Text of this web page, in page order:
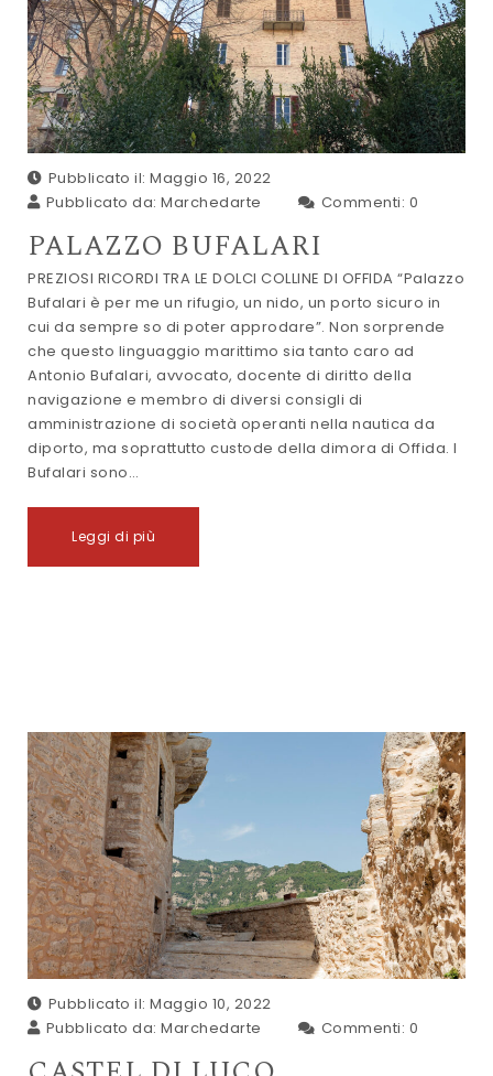
Pubblicato il: Maggio 16, 2022
Pubblicato da: Marchedarte Commenti: 0
PALAZZO BUFALARI
PREZIOSI RICORDI TRA LE DOLCI COLLINE DI OFFIDA “Palazzo
Bufalari è per me un rifugio, un nido, un porto sicuro in
cui da sempre so di poter approdare”. Non sorprende
che questo linguaggio marittimo sia tanto caro ad
Antonio Bufalari, avvocato, docente di diritto della
navigazione e membro di diversi consigli di
amministrazione di società operanti nella nautica da
diporto, ma soprattutto custode della dimora di Offida. I
Bufalari sono…
Leggi di più
Pubblicato il: Maggio 10, 2022
Pubblicato da: Marchedarte Commenti: 0